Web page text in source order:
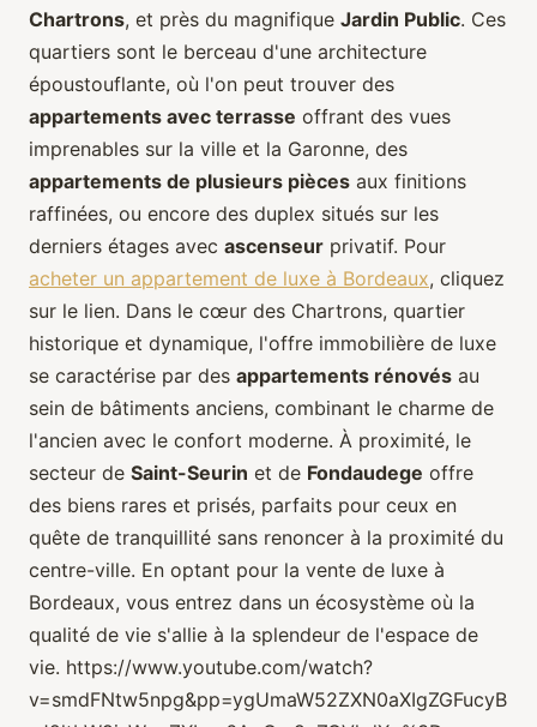
Chartrons, et près du magnifique Jardin Public. Ces
quartiers sont le berceau d'une architecture
époustouflante, où l'on peut trouver des
appartements avec terrasse offrant des vues
imprenables sur la ville et la Garonne, des
appartements de plusieurs pièces aux finitions
raffinées, ou encore des duplex situés sur les
derniers étages avec ascenseur privatif. Pour
acheter un appartement de luxe à Bordeaux, cliquez
sur le lien. Dans le cœur des Chartrons, quartier
historique et dynamique, l'offre immobilière de luxe
se caractérise par des appartements rénovés au
sein de bâtiments anciens, combinant le charme de
l'ancien avec le confort moderne. À proximité, le
secteur de Saint-Seurin et de Fondaudege offre
des biens rares et prisés, parfaits pour ceux en
quête de tranquillité sans renoncer à la proximité du
centre-ville. En optant pour la vente de luxe à
Bordeaux, vous entrez dans un écosystème où la
qualité de vie s'allie à la splendeur de l'espace de
vie. https://www.youtube.com/watch?
v=smdFNtw5npg&pp=ygUmaW52ZXN0aXIgZGFucyB